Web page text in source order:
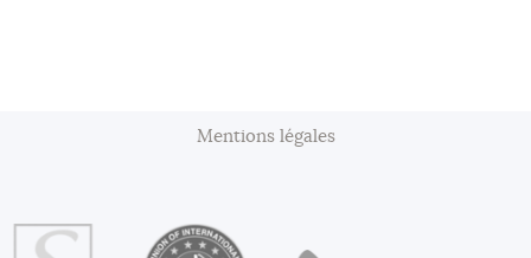
Mentions légales